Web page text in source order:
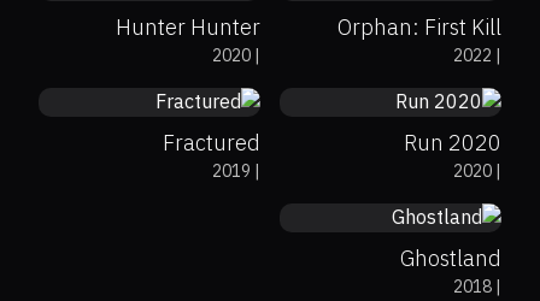
Orphan: First Kill
|
2022
Hunter Hunter
|
2020
6.6
64%
Run 2020
|
2020
6.4
0%
36%
Fractured
|
2019
6.4
56%
Ghostland
|
2018